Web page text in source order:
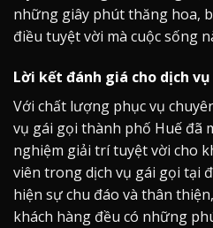
những giây phút thăng hoa,
điều tuyệt vời mà cuộc sống
Lời kết đánh giá cho dịch
Với chất lượng phục vụ
vụ gái gọi thành phố Huế đã
nghiệm giải trí tuyệt vời cho
viên trong dịch vụ gái gọi tại
hiện sự chu đáo và thân
khách hàng đều có những